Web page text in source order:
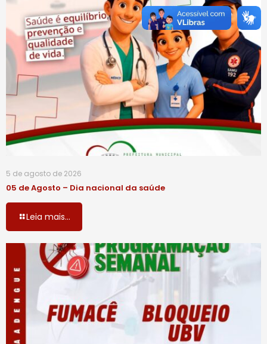
5 de agosto de 2026
05 de Agosto – Dia nacional da saúde
Leia mais...